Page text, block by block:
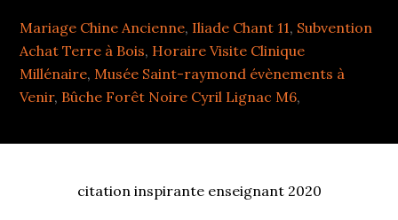
Mariage Chine Ancienne, Iliade Chant 11, Subvention
Achat Terre à Bois, Horaire Visite Clinique
Millénaire,Musée Saint-raymond évènements à
Venir, Bûche Forêt Noire Cyril Lignac M6,
citation inspirante enseignant 2020